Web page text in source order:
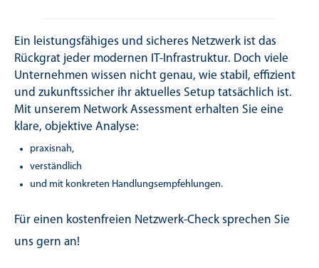
Ein leistungsfähiges und sicheres Netzwerk ist das
Rückgrat jeder modernen IT-Infrastruktur. Doch viele
Unternehmen wissen nicht genau, wie stabil, effizient
und zukunftssicher ihr aktuelles Setup tatsächlich ist.
Mit unserem Network Assessment erhalten Sie eine
klare, objektive Analyse:
praxisnah,
verständlich
und mit konkreten Handlungsempfehlungen.
Für einen kostenfreien Netzwerk-Check sprechen Sie
uns gern an!